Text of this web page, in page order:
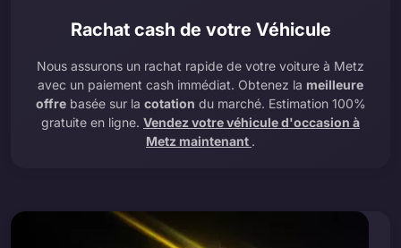
Rachat cash de votre Véhicule
Nous assurons un rachat rapide de votre voiture à Metz
avec un paiement cash immédiat. Obtenez la meilleure
offrebasée sur la cotation du marché. Estimation 100%
gratuite en ligne. Vendez votre véhicule d'occasion à
Metz maintenant .